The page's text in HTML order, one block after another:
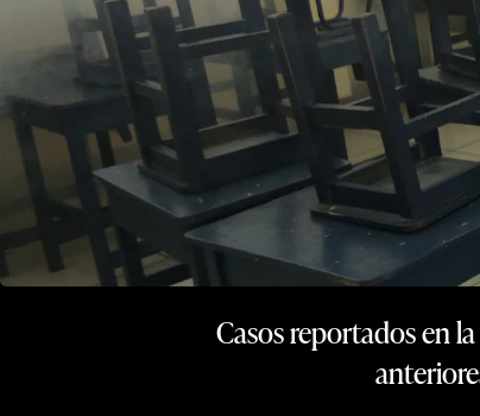
Casos reportados en